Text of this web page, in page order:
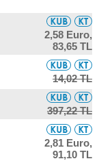
2,58 Euro,
83,65 TL
14,02 TL
397,22 TL
2,81 Euro,
91,10 TL